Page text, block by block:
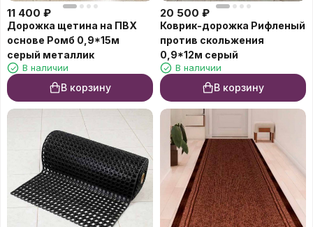
11 400 ₽
Дорожка щетина на ПВХ
основе Ромб 0,9*15м
серый металлик
В наличии
В корзину
20 500 ₽
Коврик-дорожка Рифленый
против скольжения
0,9*12м серый
В наличии
В корзину